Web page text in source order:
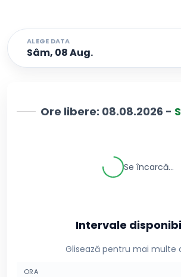
ALEGE DATA
Sâm, 08 Aug.
Ore libere: 08.08.2026 -
Se încarcă...
Intervale
Glisează pentru mai multe
ORA